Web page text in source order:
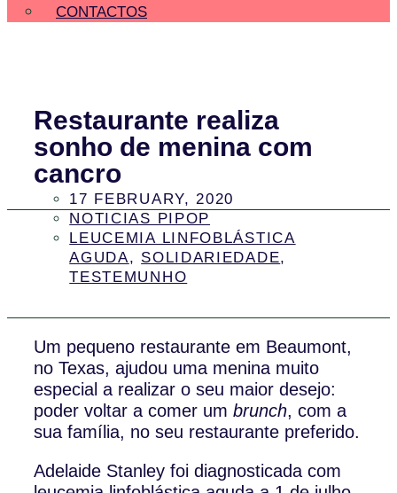
CONTACTOS
Restaurante realiza
sonho de menina com
cancro
17 FEBRUARY, 2020
NOTICIAS PIPOP
LEUCEMIA LINFOBLÁSTICA
AGUDA, SOLIDARIEDADE,
TESTEMUNHO
Um pequeno restaurante em Beaumont,
no Texas, ajudou uma menina muito
especial a realizar o seu maior desejo:
poder voltar a comer umbrunch, com a
sua família, no seu restaurante preferido.
Adelaide Stanley foi diagnosticada com